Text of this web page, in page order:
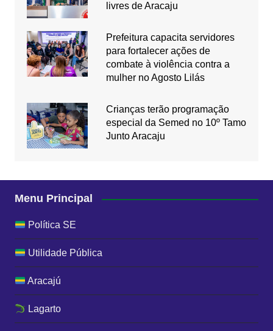
livres de Aracaju
Prefeitura capacita servidores
para fortalecer ações de
combate à violência contra a
mulher no Agosto Lilás
Crianças terão programação
especial da Semed no 10º Tamo
Junto Aracaju
Menu Principal
Política SE
Utilidade Pública
Aracajú
Lagarto